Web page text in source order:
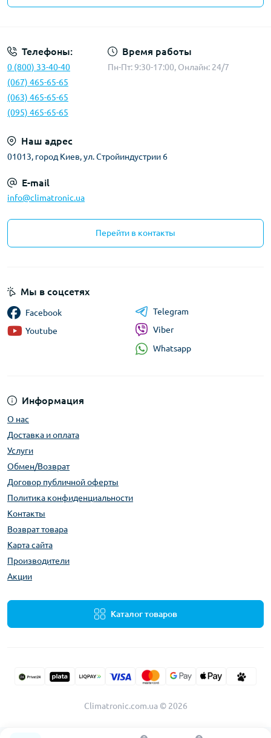
Телефоны:
0 (800) 33-40-40
(067) 465-65-65
(063) 465-65-65
(095) 465-65-65
Время работы
Пн-Пт: 9:30-17:00, Онлайн: 24/7
Наш адрес
01013, город Киев, ул. Стройиндустрии 6
E-mail
info@climatronic.ua
Перейти в контакты
Информация
О нас
Доставка и оплата
Услуги
Обмен/Возврат
Договор публичной оферты
Политика конфиденциальности
Контакты
Возврат товара
Карта сайта
Производители
Акции
Каталог товаров
Мы в соцсетях
Facebook
Youtube
Telegram
Viber
Whatsapp
Climatronic.com.ua © 2026